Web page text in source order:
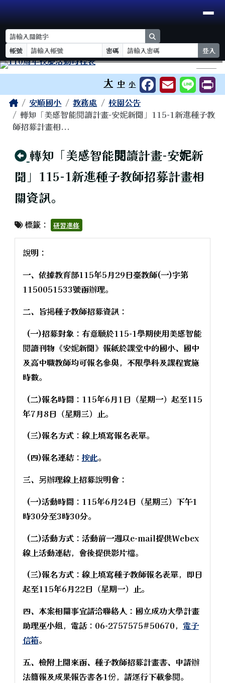
跳至主內容區
臺南市安順國小
導覽列
帳號
密碼 登入
⏸
大 中 小
主內容區域
Home安順國小 教務處
校園公告
轉知「美感智能閱讀計畫-安妮新聞」115-1新進種子教
師招募計畫相...
回上頁
轉知「美感智能閱讀計畫-安妮新
聞」115-1新進種子教師招募計畫相
關資訊。
標籤： 研習進修
說明：
一、依據教育部115年5月29日臺教師(一)字第
1150051533號函辦理。
二、旨揭種子教師招募資訊：
(一)招募對象：有意願於115-1學期使用美感智能
閱讀刊物《安妮新聞》報紙於課堂中的國小、國中
及高中職教師均可報名參與，不限學科及課程實施
時數。
(二)報名時間：115年6月1日（星期一）起至115
年7月8日（星期三）止。
(三)報名方式：線上填寫報名表單。
(四)報名連結： 按此。
三、另辦理線上招募說明會：
(一)活動時間：115年6月24日（星期三）下午1
時30分至3時30分。
(二)活動方式：活動前一週以e-mail提供Webex
線上活動連結，會後提供影片檔。
(三)報名方式：線上填寫種子教師報名表單，即日
起至115年6月22日（星期一）止。
四、本案相關事宜請洽聯絡人：國立成功大學計畫
助理巫小姐，電話：06-2757575#50670， 電子
信箱。
五、檢附上開來函、種子教師招募計畫書、申請辦
法簡報及成果報告書各1份，請逕行下載參閱。
頁尾區域